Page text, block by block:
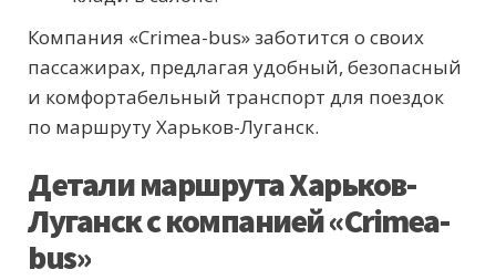
Компания «Crimea-bus» заботится о своих
пассажирах, предлагая удобный, безопасный
и комфортабельный транспорт для поездок
по маршруту Харьков-Луганск.
Детали маршрута Харьков-
Луганск с компанией «Crimea-
bus»